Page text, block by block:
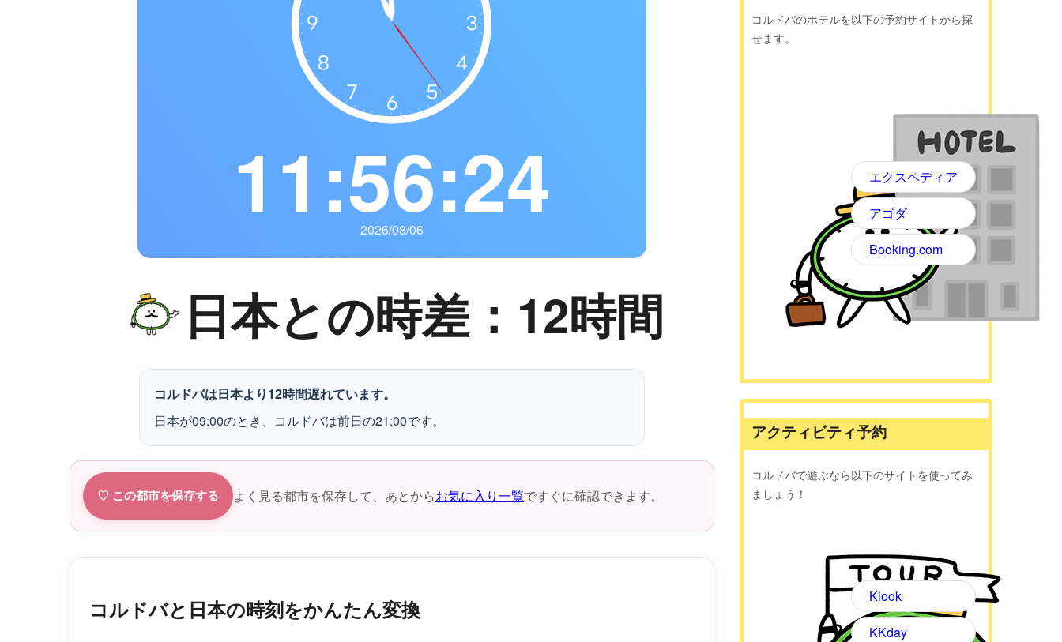
11:56:25
2026/08/06
日本との時差：12時間
コルドバは日本より12時間遅れています。
日本が09:00のとき、コルドバは前日の21:00です。
♡ この都市を保存する よく見る都市を保存して、あとからお気に入り一覧ですぐに確認できます。
コルドバと日本の時刻をかんたん変換
コルドバのホテルを以下の予約サイトから探
せます。
エクスペディア
アゴダ
Booking.com
アクティビティ予約
コルドバで遊ぶなら以下のサイトを使ってみ
ましょう！
Klook
KKday